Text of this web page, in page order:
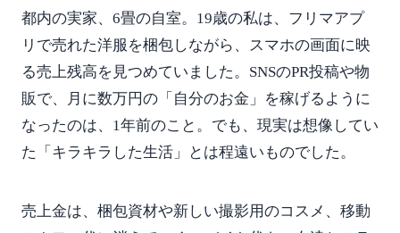
都内の実家、6畳の自室。19歳の私は、フリマアプ
リで売れた洋服を梱包しながら、スマホの画面に映
る売上残高を見つめていました。SNSのPR投稿や物
販で、月に数万円の「自分のお金」を稼げるように
なったのは、1年前のこと。でも、現実は想像してい
た「キラキラした生活」とは程遠いものでした。
売上金は、梱包資材や新しい撮影用のコスメ、移動